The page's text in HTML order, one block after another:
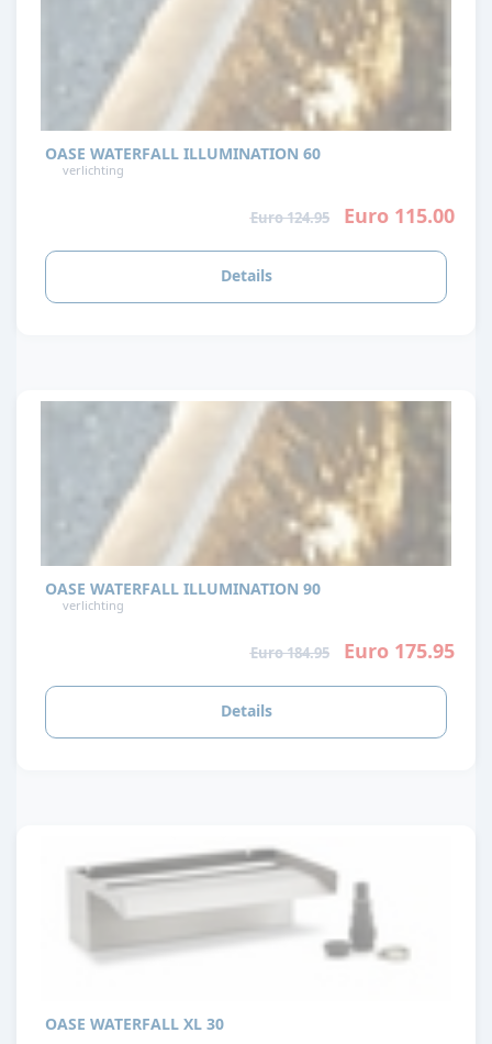
OASE WATERFALL ILLUMINATION 60
verlichting
Euro 124.95 Euro 115.00
Details
OASE WATERFALL ILLUMINATION 90
verlichting
Euro 184.95 Euro 175.95
Details
OASE WATERFALL XL 30